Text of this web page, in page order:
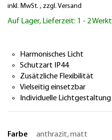
der
springen
inkl. MwSt. , zzgl. Versand
Auf Lager, Lieferzeit: 1 - 2
Harmonisches Licht
Schutzart IP44
Zusätzliche Flexibilität
Vielseitig einsetzbar
Individuelle Lichtgestaltung
Farbe anthrazit, matt